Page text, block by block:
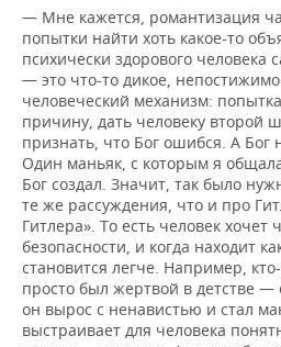
— Мне кажется, романтизация
попытки найти хоть какое-то
психически здорового человека
— это что-то дикое,
человеческий механизм:
причину, дать человеку второй
признать, что Бог ошибся. А Бог
Один маньяк, с которым я
Бог создал. Значит, так было
те же рассуждения, что и про
Гитлера». То есть человек хочет
безопасности, и когда находит
становится легче. Например,
просто был жертвой в детстве —
он вырос с ненавистью и стал
выстраивает для человека